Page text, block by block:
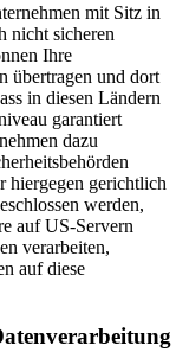
mit Sitz in
nicht sicheren
Ihre
übertragen und dort
in diesen Ländern
garantiert
dazu
hiergegen gerichtlich
werden,
auf US-Servern
verarbeiten,
auf diese